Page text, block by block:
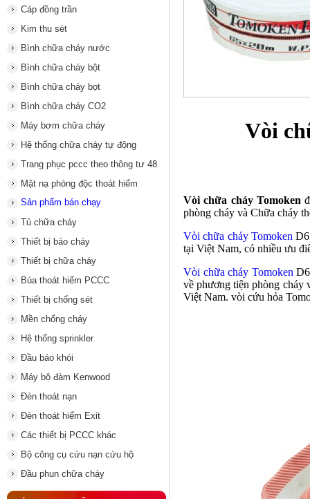
Cáp đồng trần
Kim thu sét
Bình chữa cháy nước
Bình chữa cháy bột
Bình chữa cháy bọt
Bình chữa cháy CO2
Máy bơm chữa cháy
Hệ thống chữa cháy tự động
Trang phục pccc theo thông tư 48
Mặt nạ phòng độc thoát hiểm
Sản phẩm bán chạy
Tủ chữa cháy
Thiết bị báo cháy
Thiết bị chữa cháy
Búa thoát hiểm PCCC
Thiết bị chống sét
Mền chống cháy
Hệ thống sprinkler
Đầu báo khói
Máy bộ đàm Kenwood
Đèn thoát nạn
Đèn thoát hiểm Exit
Các thiết bị PCCC khác
Bộ công cụ cứu nạn cứu hộ
Đầu phun chữa cháy
Vòi
Vòi chữa cháy Tomoken
phòng cháy và Chữa cháy
Vòi chữa cháy Tomoken
tại Việt Nam, có nhiều ưu
Vòi chữa cháy Tomoken
về phương tiện phòng cháy
Việt Nam. vòi cứu hỏa